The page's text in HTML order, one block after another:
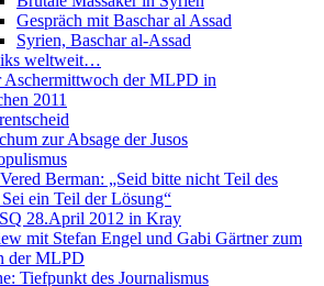
Gespräch mit Baschar al Assad
Syrien, Baschar al-Assad
weltweit…
Aschermittwoch der MLPD in
2011
zur Absage der Jusos
Berman: „Seid bitte nicht Teil des
ein Teil der Lösung“
28.April 2012 in Kray
mit Stefan Engel und Gabi Gärtner zum
der MLPD
Tiefpunkt des Journalismus